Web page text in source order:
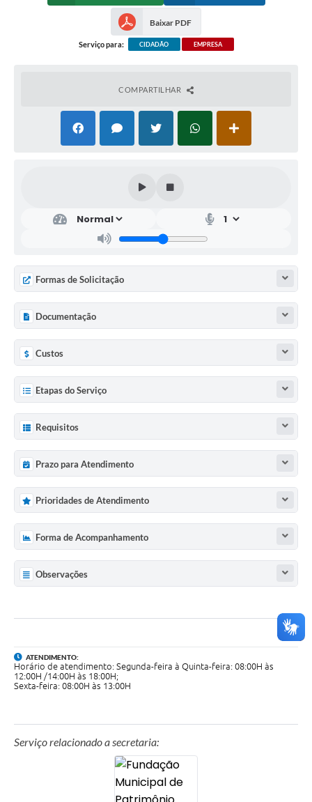
Baixar PDF
Serviço para: CIDADÃO EMPRESA
COMPARTILHAR
Formas de Solicitação
Documentação
Custos
Etapas do Serviço
Requisitos
Prazo para Atendimento
Prioridades de Atendimento
Forma de Acompanhamento
Observações
ATENDIMENTO:
Horário de atendimento: Segunda-feira à Quinta-feira: 08:00H às
12:00H /14:00H às 18:00H;
Sexta-feira: 08:00H às 13:00H
Serviço relacionado a secretaria: